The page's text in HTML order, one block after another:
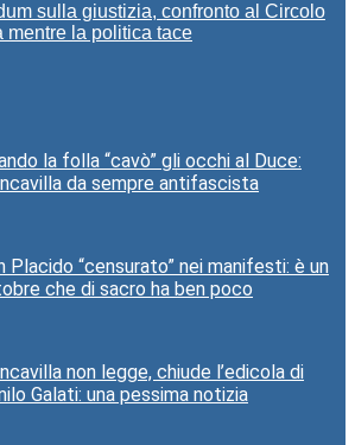
sulla giustizia, confronto al Circolo
mentre la politica tace
la folla “cavò” gli occhi al Duce:
da sempre antifascista
Placido “censurato” nei manifesti: è un
che di sacro ha ben poco
non legge, chiude l’edicola di
Galati: una pessima notizia